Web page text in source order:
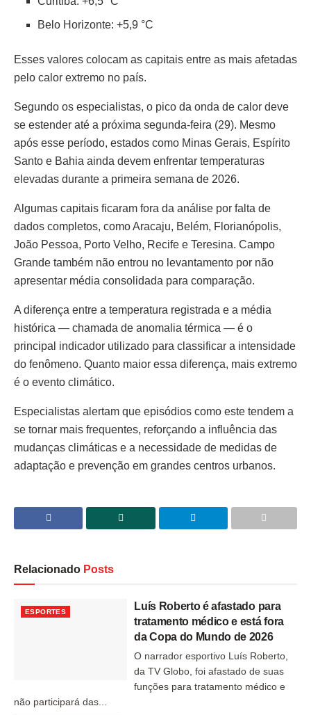
Belo Horizonte: +5,9 °C
Esses valores colocam as capitais entre as mais afetadas
pelo calor extremo no país.
Segundo os especialistas, o pico da onda de calor deve
se estender até a próxima segunda-feira (29). Mesmo
após esse período, estados como Minas Gerais, Espírito
Santo e Bahia ainda devem enfrentar temperaturas
elevadas durante a primeira semana de 2026.
Algumas capitais ficaram fora da análise por falta de
dados completos, como Aracaju, Belém, Florianópolis,
João Pessoa, Porto Velho, Recife e Teresina. Campo
Grande também não entrou no levantamento por não
apresentar média consolidada para comparação.
A diferença entre a temperatura registrada e a média
histórica — chamada de anomalia térmica — é o
principal indicador utilizado para classificar a intensidade
do fenômeno. Quanto maior essa diferença, mais extremo
é o evento climático.
Especialistas alertam que episódios como este tendem a
se tornar mais frequentes, reforçando a influência das
mudanças climáticas e a necessidade de medidas de
adaptação e prevenção em grandes centros urbanos.
Relacionado Posts
ESPORTES
Luís Roberto é afastado para
tratamento médico e está fora
da Copa do Mundo de 2026
O narrador esportivo Luís Roberto,
da TV Globo, foi afastado de suas
funções para tratamento médico e
não participará das...